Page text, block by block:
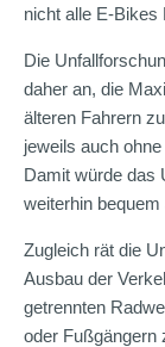
nicht alle E-Bikes
Die
daher an, die
älteren Fahrern
jeweils auch
Damit würde das
weiterhin
Zugleich rät die
Ausbau der
getrennten
oder Fußgängern